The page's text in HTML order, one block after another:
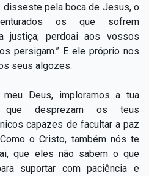
disseste pela boca de Jesus, o
os que sofrem
justiça; perdoai aos vossos
persigam.” E ele próprio nos
seus algozes.
Deus, imploramos a tua
que desprezam os teus
capazes de facultar a paz
o Cristo, também nós te
que eles não sabem o que
suportar com paciência e